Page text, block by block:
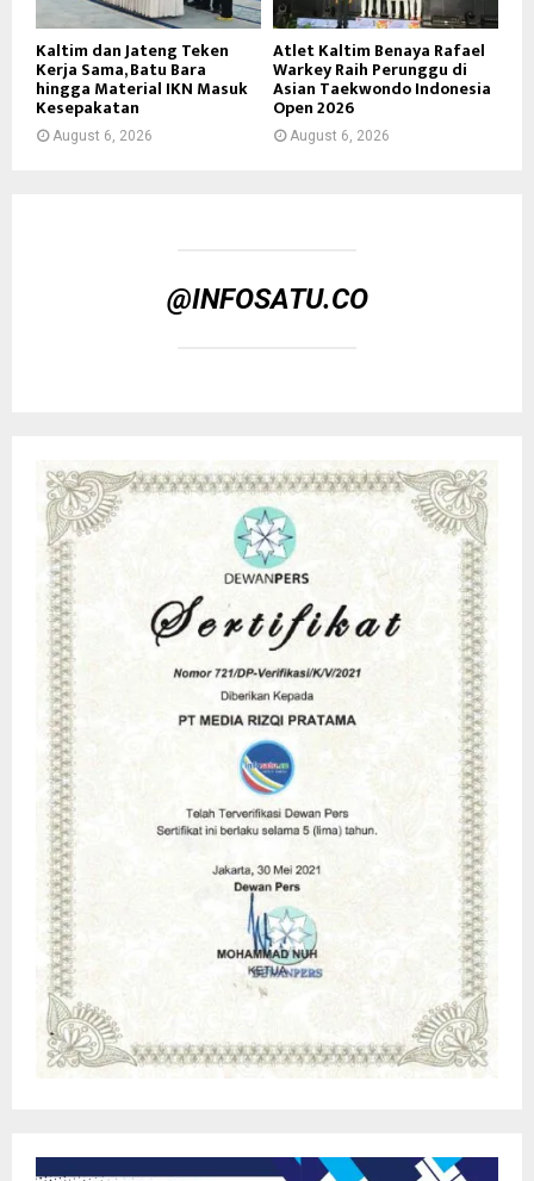
Kaltim dan Jateng Teken
Kerja Sama, Batu Bara
hingga Material IKN Masuk
Kesepakatan
August 6, 2026
Atlet Kaltim Benaya Rafael
Warkey Raih Perunggu di
Asian Taekwondo Indonesia
Open 2026
August 6, 2026
@INFOSATU.CO